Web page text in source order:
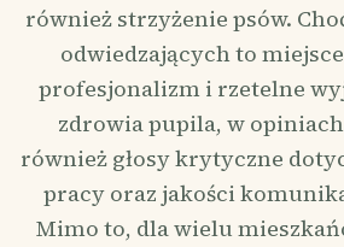
również strzyżenie psów.
odwiedzających to
profesjonalizm i rzetelne
zdrowia pupila, w
również głosy krytyczne
pracy oraz jakości
Mimo to, dla wielu